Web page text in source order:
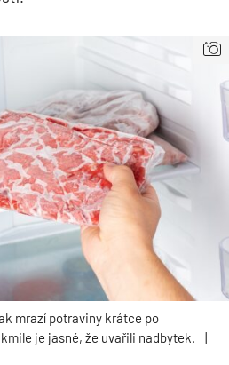
mrazí potraviny krátce po
je jasné, že uvařili nadbytek.
|